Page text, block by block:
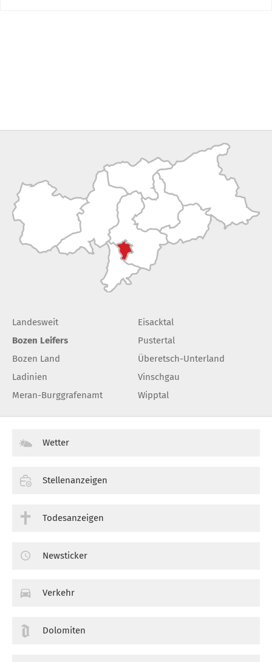
Landesweit
Bozen Leifers
Bozen Land
Ladinien
Meran-Burggrafenamt
Eisacktal
Pustertal
Überetsch-Unterland
Vinschgau
Wipptal
Wetter
Stellenanzeigen
Todesanzeigen
Newsticker
Verkehr
Dolomiten